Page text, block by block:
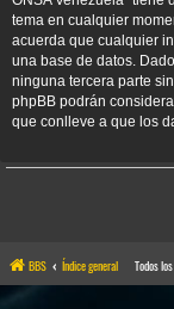
tema en cualquier
acuerda que cualquier
una base de datos.
ninguna tercera parte
phpBB podrán
que conlleve a que los
BBS Índice general Todos